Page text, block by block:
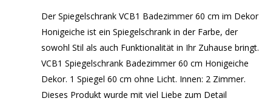
Der Spiegelschrank VCB1 Badezimmer 60 cm im Dekor
Honigeiche ist ein Spiegelschrank in der Farbe, der
sowohl Stil als auch Funktionalität in Ihr Zuhause bringt.
VCB1 Spiegelschrank Badezimmer 60 cm Honigeiche
Dekor. 1 Spiegel 60 cm ohne Licht. Innen: 2 Zimmer.
Dieses Produkt wurde mit viel Liebe zum Detail